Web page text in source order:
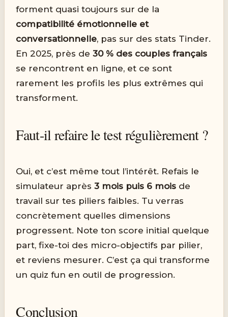
forment quasi toujours sur de la
compatibilité émotionnelle et
conversationnelle, pas sur des stats Tinder.
En 2025, près de30 % des couples français
se rencontrent en ligne, et ce sont
rarement les profils les plus extrêmes qui
transforment.
Faut-il refaire le test régulièrement ?
Oui, et c’est même tout l’intérêt. Refais le
simulateur après3 mois puis 6 mois de
travail sur tes piliers faibles. Tu verras
concrètement quelles dimensions
progressent. Note ton score initial quelque
part, fixe-toi des micro-objectifs par pilier,
et reviens mesurer. C’est ça qui transforme
un quiz fun en outil de progression.
Conclusion